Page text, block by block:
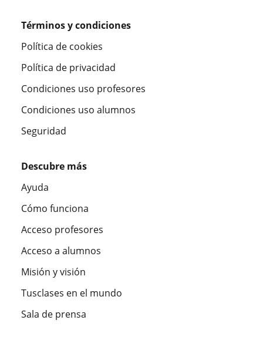
Términos y condiciones
Política de cookies
Política de privacidad
Condiciones uso profesores
Condiciones uso alumnos
Seguridad
Descubre más
Ayuda
Cómo funciona
Acceso profesores
Acceso a alumnos
Misión y visión
Tusclases en el mundo
Sala de prensa